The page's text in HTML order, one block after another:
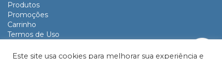
Produtos
Promoções
Carrinho
Termos de Uso
Contato
Este site usa cookies para melhorar sua experiência e